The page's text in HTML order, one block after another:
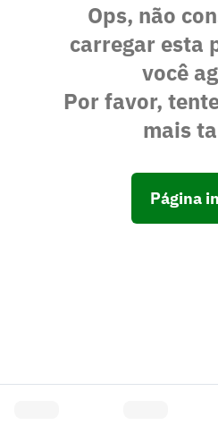
Ops, não
carregar esta
você
Por favor,
mais
Página